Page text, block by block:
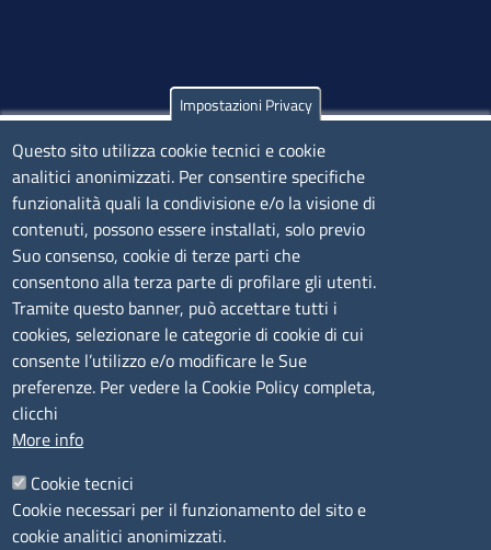
Olbia
Via Nanni 43 - 07026 Olbia
Tel. 0789 66122 | 0789 69580
mail:ufficio.olbia@ss.camcom.it
lunedì al venerdì: 9,00 - 12,00; lunedì pomeriggio: 16,00
- 17,00
CONTATTI
Camera di Commercio, Industria, Artigianato e
Agricoltura di Sassari
P.IVA01047570906
Codice Fiscale 80000930901
Impostazioni Privacy
Questo sito utilizza cookie tecnici e cookie
analitici anonimizzati. Per consentire specifiche
funzionalità quali la condivisione e/o la visione di
contenuti, possono essere installati, solo previo
Suo consenso, cookie di terze parti che
consentono alla terza parte di profilare gli utenti.
Tramite questo banner, può accettare tutti i
cookies, selezionare le categorie di cookie di cui
consente l’utilizzo e/o modificare le Sue
preferenze. Per vedere la Cookie Policy completa,
clicchi
More info
Cookie tecnici
Cookie necessari per il funzionamento del sito e
cookie analitici anonimizzati.